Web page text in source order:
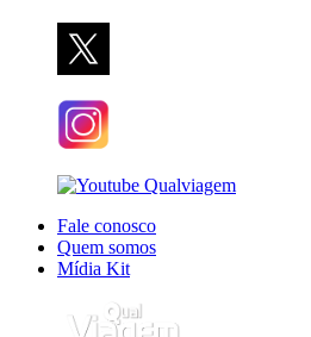
Fale conosco
Quem somos
Mídia Kit